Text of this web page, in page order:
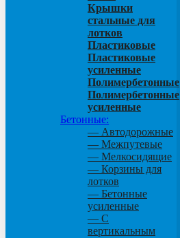
Крышки
стальные для
лотков
Пластиковые
Пластиковые
усиленные
Полимербетонные
Полимербетонные
усиленные
Бетонные:
— Автодорожные
— Межпутевые
— Мелкосидящие
— Корзины для
лотков
— Бетонные
усиленные
— С
вертикальным